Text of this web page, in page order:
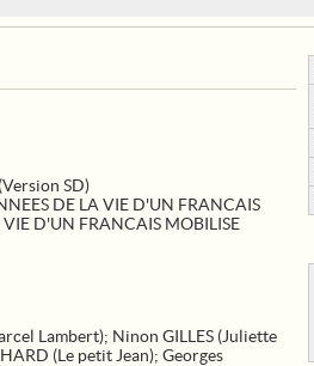
SD)
DE LA VIE D'UN FRANCAIS
D'UN FRANCAIS MOBILISE
Lambert); Ninon GILLES (Juliette
(Le petit Jean); Georges